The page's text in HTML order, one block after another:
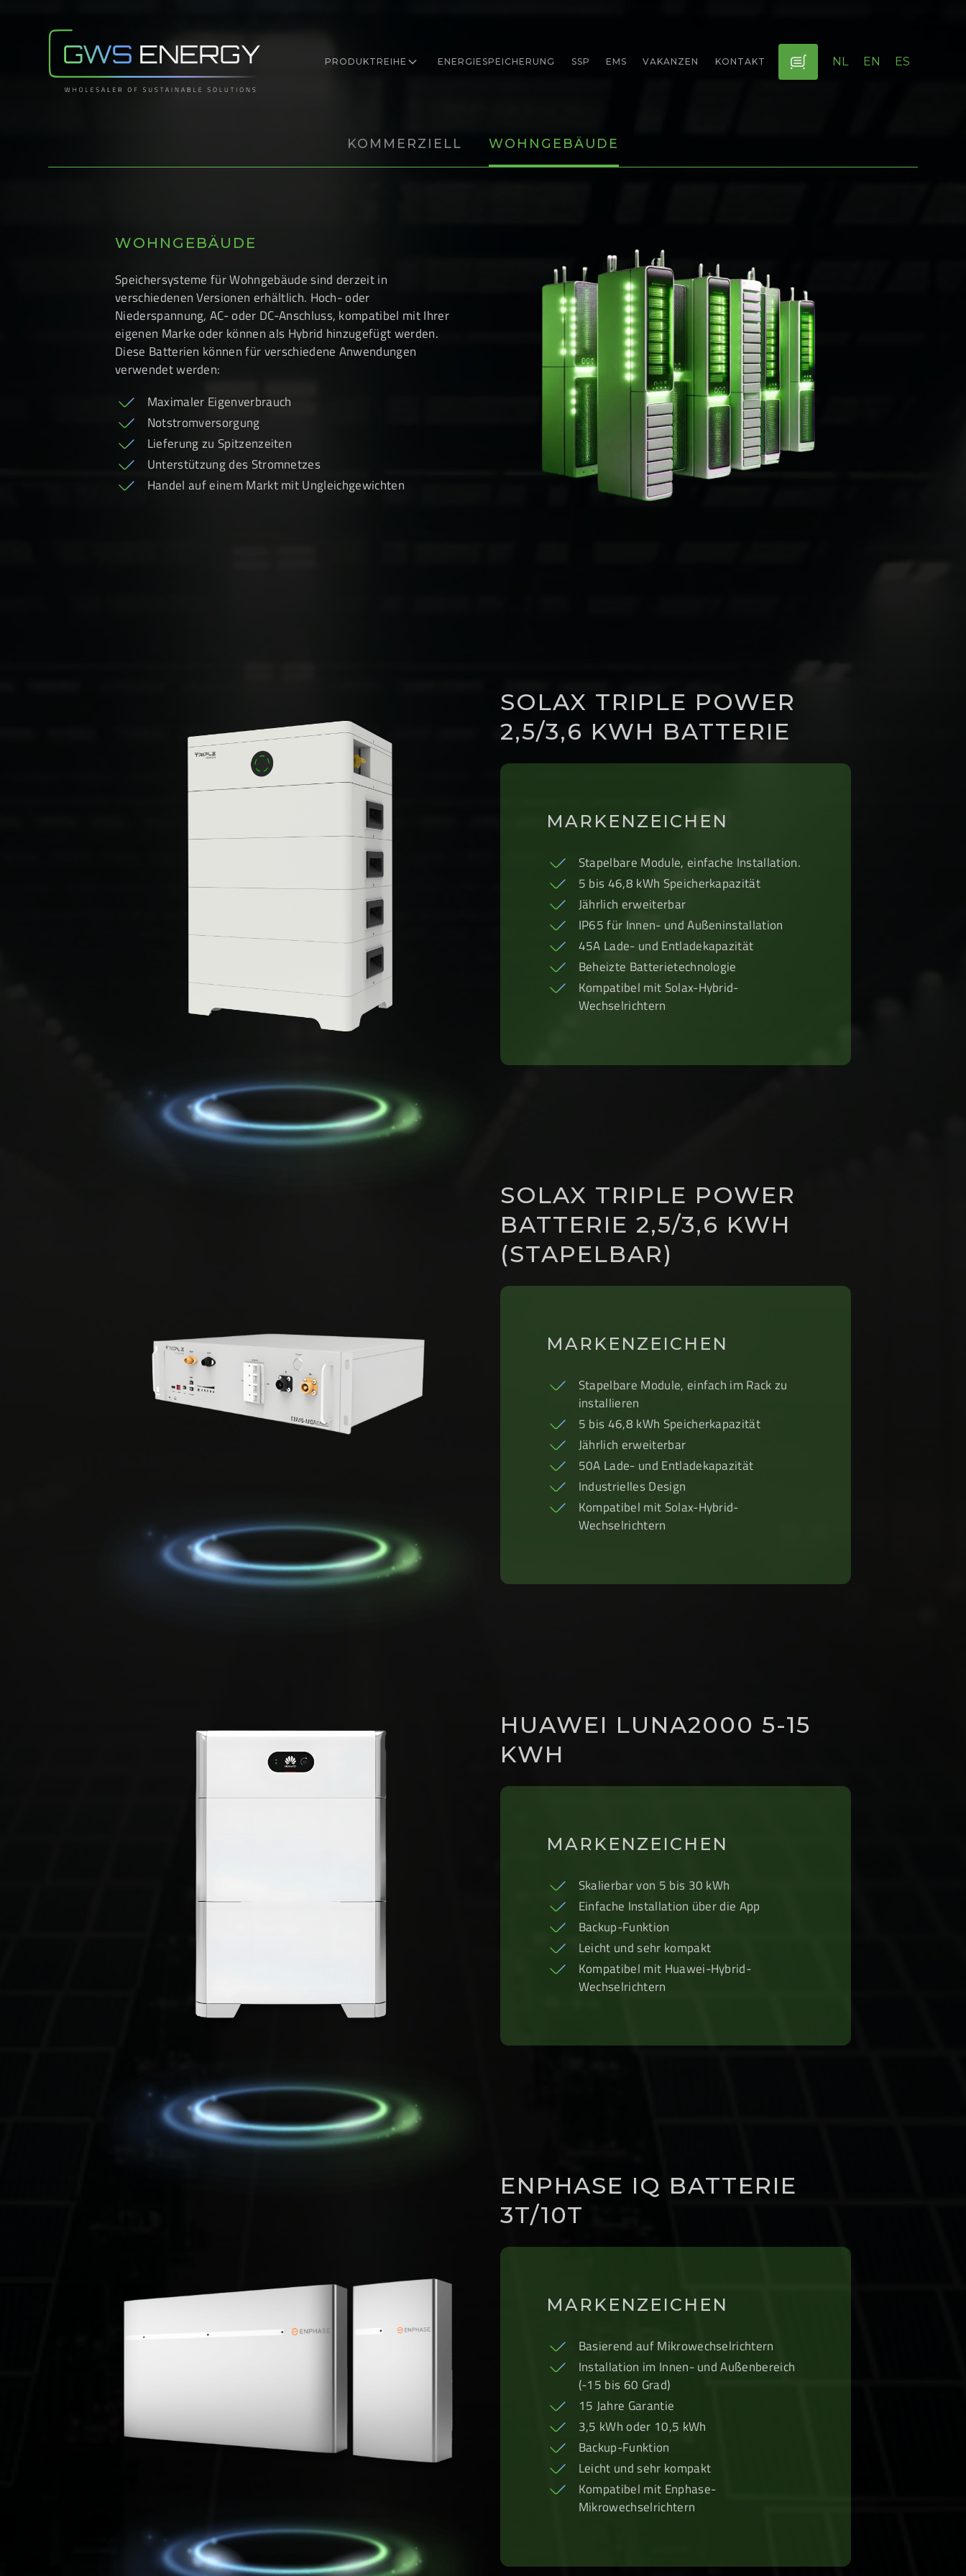
PRODUKTREIHE ENERGIESPEICHERUNG SSP EMS VAKANZEN KONTAKT NL EN ES
KOMMERZIELL WOHNGEBÄUDE
WOHNGEBÄUDE
Speichersysteme für Wohngebäude sind derzeit in
verschiedenen Versionen erhältlich. Hoch- oder
Niederspannung, AC- oder DC-Anschluss, kompatibel mit Ihrer
eigenen Marke oder können als Hybrid hinzugefügt werden.
Diese Batterien können für verschiedene Anwendungen
verwendet werden:
Maximaler Eigenverbrauch
Notstromversorgung
Lieferung zu Spitzenzeiten
Unterstützung des Stromnetzes
Handel auf einem Markt mit Ungleichgewichten
SOLAX TRIPLE POWER
2,5/3,6 KWH BATTERIE
MARKENZEICHEN
Stapelbare Module, einfache Installation.
5 bis 46,8 kWh Speicherkapazität
Jährlich erweiterbar
IP65 für Innen- und Außeninstallation
45A Lade- und Entladekapazität
Beheizte Batterietechnologie
Kompatibel mit Solax-Hybrid-
Wechselrichtern
SOLAX TRIPLE POWER
BATTERIE 2,5/3,6 KWH
(STAPELBAR)
MARKENZEICHEN
Stapelbare Module, einfach im Rack zu
installieren
5 bis 46,8 kWh Speicherkapazität
Jährlich erweiterbar
50A Lade- und Entladekapazität
Industrielles Design
Kompatibel mit Solax-Hybrid-
Wechselrichtern
HUAWEI LUNA2000 5-15
KWH
MARKENZEICHEN
Skalierbar von 5 bis 30 kWh
Einfache Installation über die App
Backup-Funktion
Leicht und sehr kompakt
Kompatibel mit Huawei-Hybrid-
Wechselrichtern
ENPHASE IQ BATTERIE
3T/10T
MARKENZEICHEN
Basierend auf Mikrowechselrichtern
Installation im Innen- und Außenbereich
(-15 bis 60 Grad)
15 Jahre Garantie
3,5 kWh oder 10,5 kWh
Backup-Funktion
Leicht und sehr kompakt
Kompatibel mit Enphase-
Mikrowechselrichtern